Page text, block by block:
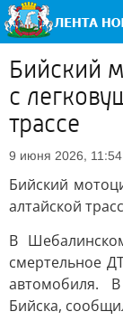
Бийский
с
трассе
9 июня 2026, 11:54
Бийский
алтайской
В
смертельное
автомобиля.
Бийска,